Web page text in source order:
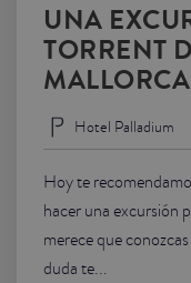
UNA
TORRENT
MALLORCA
Hotel Palladium
Hoy te
hacer una excursión
merece que
duda te...